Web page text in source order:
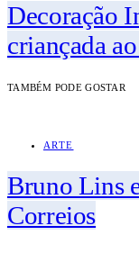
Decoração
criançada
TAMBÉM PODE GOSTAR
ARTE
Bruno Lins
Correios